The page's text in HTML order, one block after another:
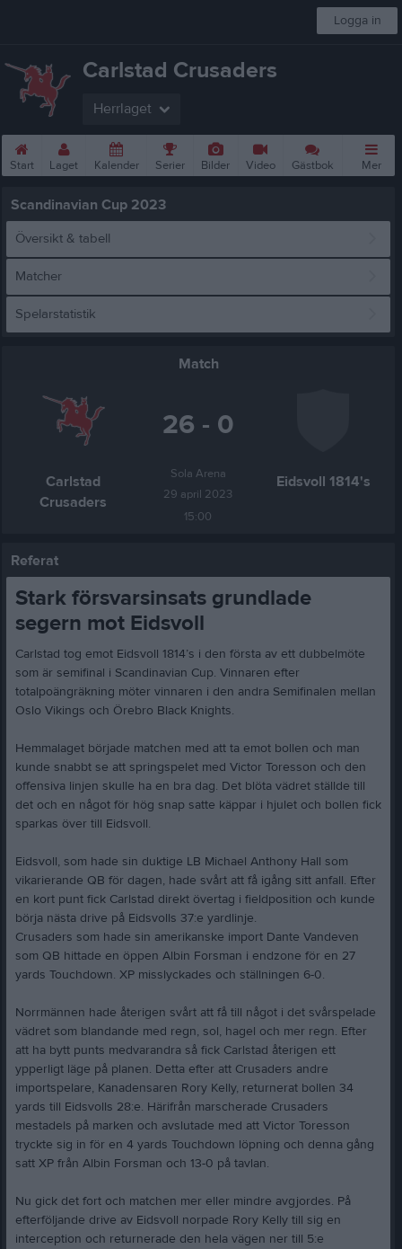
Logga in
Carlstad Crusaders
Herrlaget
Start Laget Kalender Serier Bilder Video Gästbok Mer
Scandinavian Cup 2023
Översikt & tabell
Matcher
Spelarstatistik
Match
Carlstad
Crusaders
26 - 0
Sola Arena
29 april 2023
15:00
Eidsvoll 1814's
Referat
Stark försvarsinsats grundlade
segern mot Eidsvoll
Carlstad tog emot Eidsvoll 1814’s i den första av ett dubbelmöte
som är semifinal i Scandinavian Cup. Vinnaren efter
totalpoängräkning möter vinnaren i den andra Semifinalen mellan
Oslo Vikings och Örebro Black Knights.
Hemmalaget började matchen med att ta emot bollen och man
kunde snabbt se att springspelet med Victor Toresson och den
offensiva linjen skulle ha en bra dag. Det blöta vädret ställde till
det och en något för hög snap satte käppar i hjulet och bollen fick
sparkas över till Eidsvoll.
Eidsvoll, som hade sin duktige LB Michael Anthony Hall som
vikarierande QB för dagen, hade svårt att få igång sitt anfall. Efter
en kort punt fick Carlstad direkt övertag i fieldposition och kunde
börja nästa drive på Eidsvolls 37:e yardlinje.
Crusaders som hade sin amerikanske import Dante Vandeven
som QB hittade en öppen Albin Forsman i endzone för en 27
yards Touchdown. XP misslyckades och ställningen 6-0.
Norrmännen hade återigen svårt att få till något i det svårspelade
vädret som blandande med regn, sol, hagel och mer regn. Efter
att ha bytt punts medvarandra så fick Carlstad återigen ett
ypperligt läge på planen. Detta efter att Crusaders andre
importspelare, Kanadensaren Rory Kelly, returnerat bollen 34
yards till Eidsvolls 28:e. Härifrån marscherade Crusaders
mestadels på marken och avslutade med att Victor Toresson
tryckte sig in för en 4 yards Touchdown löpning och denna gång
satt XP från Albin Forsman och 13-0 på tavlan.
Nu gick det fort och matchen mer eller mindre avgjordes. På
efterföljande drive av Eidsvoll norpade Rory Kelly till sig en
interception och returnerade den hela vägen ner till 5:e